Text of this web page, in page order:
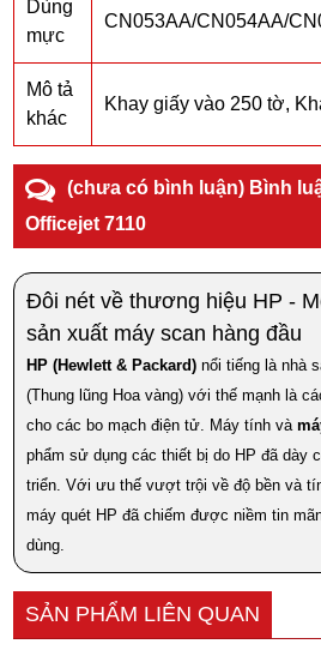
Dùng
mực
CN053AA/CN054AA/
Mô tả
khác
Khay giấy vào 250 tờ,
(chưa có bình luận) Bình
Officejet 7110
Đôi nét về thương hiệu HP -
sản xuất máy scan hàng đầu
HP (Hewlett & Packard) nổi tiếng là nhà
(Thung lũng Hoa vàng) với thế mạnh là
cho các bo mạch điện tử. Máy tính và
phẩm sử dụng các thiết bị do HP đã dày
triển. Với ưu thế vượt trội về độ bền và
máy quét HP đã chiếm được niềm tin
dùng.
SẢN PHẨM LIÊN QUAN